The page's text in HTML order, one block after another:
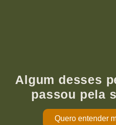
Algum desses
passou pela
Quero entender